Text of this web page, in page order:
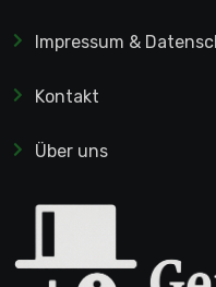
Impressum &
Kontakt
Über uns